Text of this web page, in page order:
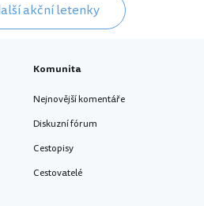
akční letenky
Komunita
Nejnovější komentáře
Diskuzní fórum
Cestopisy
Cestovatelé